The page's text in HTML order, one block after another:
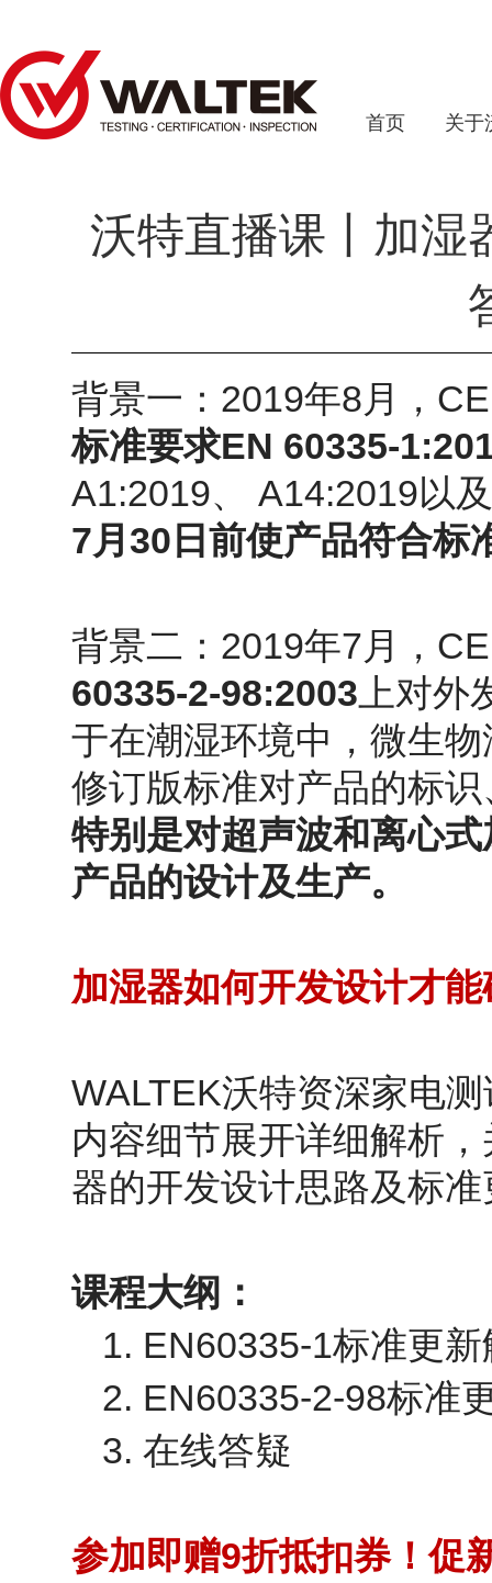
首页 关于
沃特直播课丨加湿
背景一： 2019年8月，
标准要求EN 60335-
A1:2019、 A14:2019以
7月 30 日前使产品符合标
背景二： 2019年7月，
60335-2-98:2003 上对
于在潮湿环境中，微生
修订版标准对产品的标
特别是对超声波和离心
产品的设计及生产。
加湿器如何开发设计才
WALTEK沃特资深家电
内容细节展开详细解析
器的开发设计思路及标
课程大纲：
1. EN60335-1标准更新
2. EN60335-2-98标准
3. 在线答疑
参加即赠9折抵扣券！促